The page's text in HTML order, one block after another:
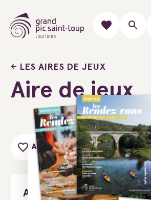
LES AIRES DE JEUX
Aire de jeux
Ajouter au carnet de voyage
Aire de jeux